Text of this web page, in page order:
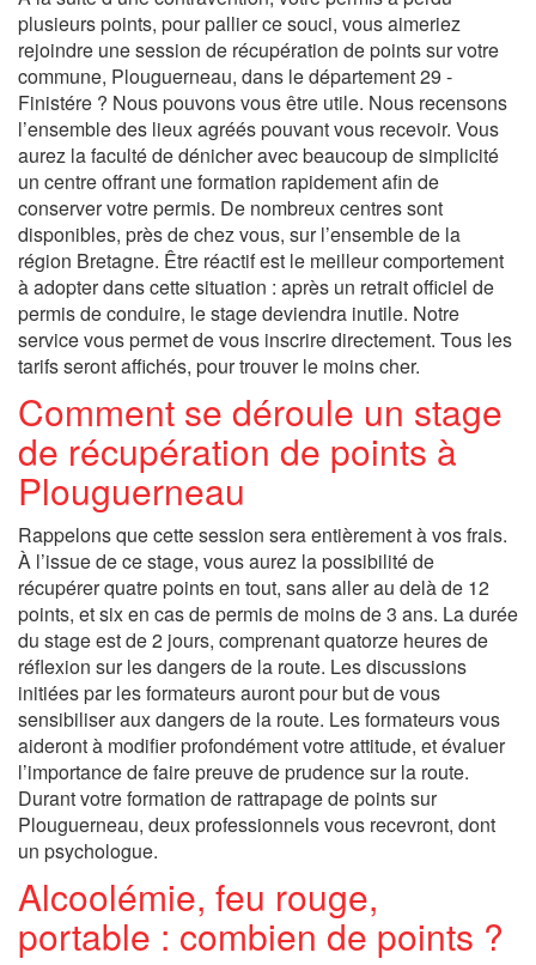
plusieurs points, pour pallier ce souci, vous aimeriez
rejoindre une session de récupération de points sur votre
commune, Plouguerneau, dans le département 29 -
Finistére ? Nous pouvons vous être utile. Nous recensons
l’ensemble des lieux agréés pouvant vous recevoir. Vous
aurez la faculté de dénicher avec beaucoup de simplicité
un centre offrant une formation rapidement afin de
conserver votre permis. De nombreux centres sont
disponibles, près de chez vous, sur l’ensemble de la
région Bretagne. Être réactif est le meilleur comportement
à adopter dans cette situation : après un retrait officiel de
permis de conduire, le stage deviendra inutile. Notre
service vous permet de vous inscrire directement. Tous les
tarifs seront affichés, pour trouver le moins cher.
Comment se déroule un stage
de récupération de points à
Plouguerneau
Rappelons que cette session sera entièrement à vos frais.
À l’issue de ce stage, vous aurez la possibilité de
récupérer quatre points en tout, sans aller au delà de 12
points, et six en cas de permis de moins de 3 ans. La durée
du stage est de 2 jours, comprenant quatorze heures de
réflexion sur les dangers de la route. Les discussions
initiées par les formateurs auront pour but de vous
sensibiliser aux dangers de la route. Les formateurs vous
aideront à modifier profondément votre attitude, et évaluer
l’importance de faire preuve de prudence sur la route.
Durant votre formation de rattrapage de points sur
Plouguerneau, deux professionnels vous recevront, dont
un psychologue.
Alcoolémie, feu rouge,
portable : combien de points ?